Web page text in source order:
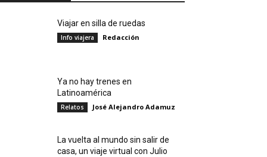
Viajar en silla de ruedas
Info viajera Redacción
Ya no hay trenes en
Latinoamérica
Relatos José Alejandro Adamuz
La vuelta al mundo sin salir de
casa, un viaje virtual con Julio